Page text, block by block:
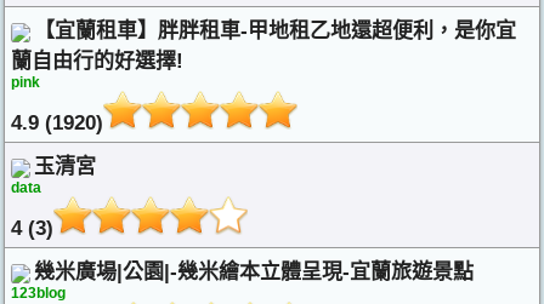
【宜蘭租車】胖胖租車-甲地租乙地還超便利，是你宜
蘭自由行的好選擇!
pink
4.9 (1920)
玉清宮
data
4 (3)
幾米廣場|公園|-幾米繪本立體呈現-宜蘭旅遊景點
123blog